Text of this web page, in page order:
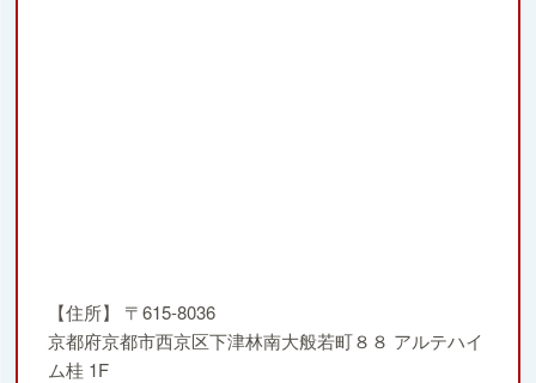
【住所】
〒615-8036
京都府京都市西京区下津林南大般若町８８ アルテハイ
ム桂 1F